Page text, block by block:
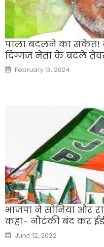
पाला बदलने का संकेत!
दिग्गज नेता के बदले
Posted
on
February 13, 2024
भाजपा ने सोनिया और
कहा- नौटंकी बंद कर
Posted
on
June 12, 2022